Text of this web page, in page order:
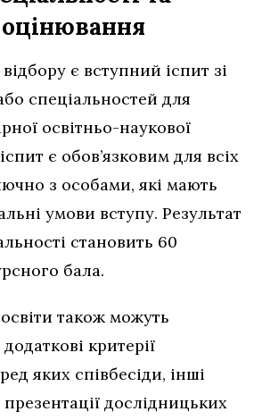
є вступний іспит зі
спеціальностей для
освітньо-наукової
є обов’язковим для всіх
з особами, які мають
умови вступу. Результат
становить 60
бала.
також можуть
критерії
яких співбесіди, інші
дослідницьких